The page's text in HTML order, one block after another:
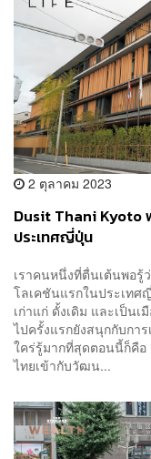
2 ตุลาคม 2023
Dusit Thani Kyoto
ประเทศญี่ปุ่น
เราคนหนึ่งที่ตื่นเต้นพอรู้
โลเคชันแรกในประเทศ
เก่าแก่ ดั้งเดิม และเป็น
ไปครั้งแรกยังสนุกกับกา
ใคร่รู้มากที่สุดตอนนี้ก็คือ
ไทยเข้ากับวัฒน...